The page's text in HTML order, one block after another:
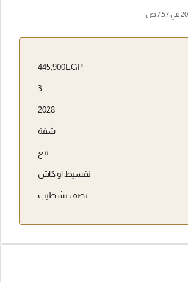
445,900EGP
3
2028
شقة
بيع
تقسيط او كاش
نصف تشطيب